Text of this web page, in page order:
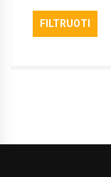
FILTRUOTI